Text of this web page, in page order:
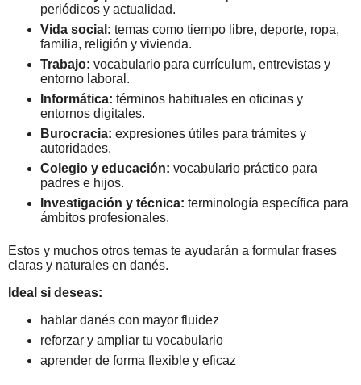
periódicos y actualidad.
Vida social: temas como tiempo libre, deporte, ropa,
familia, religión y vivienda.
Trabajo: vocabulario para currículum, entrevistas y
entorno laboral.
Informática: términos habituales en oficinas y
entornos digitales.
Burocracia: expresiones útiles para trámites y
autoridades.
Colegio y educación: vocabulario práctico para
padres e hijos.
Investigación y técnica: terminología específica para
ámbitos profesionales.
Estos y muchos otros temas te ayudarán a formular frases
claras y naturales en danés.
Ideal si deseas:
hablar danés con mayor fluidez
reforzar y ampliar tu vocabulario
aprender de forma flexible y eficaz